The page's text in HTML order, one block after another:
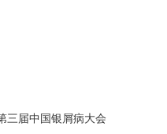
届中国银屑病大会